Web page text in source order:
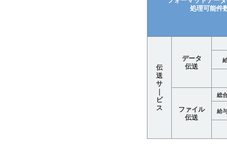
処理可能件
伝
送
サ
ビ
ス
データ
伝送
ファイル
伝送
総
給